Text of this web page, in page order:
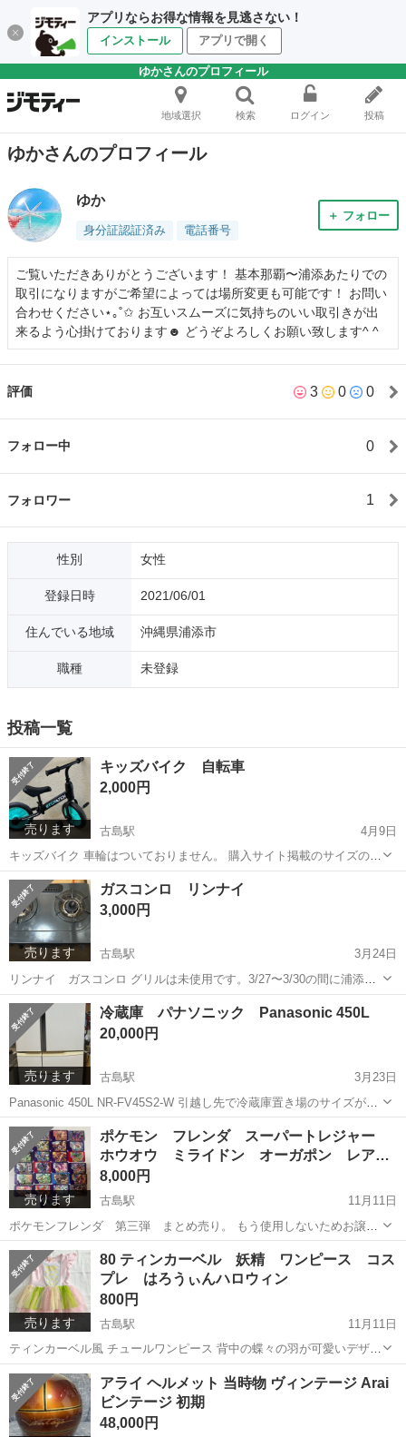
アプリならお得な情報を見逃さない！
インストール アプリで開く
ゆかさんのプロフィール
地域選択 検索 ログイン 投稿
ゆかさんのプロフィール
ゆか
身分証認証済み 電話番号
＋ フォロー
ご覧いただきありがとうございます！ 基本那覇〜浦添あたりでの
取引になりますがご希望によっては場所変更も可能です！ お問い
合わせください⋆｡˚✩ お互いスムーズに気持ちのいい取引きが出
来るよう心掛けております☻ どうぞよろしくお願い致します^ ^
評価 3 0 0
フォロー中 0
フォロワー 1
性別 女性
登録日時 2021/06/01
住んでいる地域 沖縄県浦添市
職種 未登録
投稿一覧
売ります
キッズバイク 自転車
2,000円
古島駅
4月9日
キッズバイク 車輪はついておりません。 購入サイト掲載のサイズの写
真4枚目にてご確認お願いします。 あまり使用していなかったため状
態はいいですが、劣化によるサビが多少出ています。 写真にてご確認
ください！
沖縄 浦添市 子供用自転車
売ります
ガスコンロ リンナイ
3,000円
古島駅
3月24日
リンナイ ガスコンロ グリルは未使用です。3/27〜3/30の間に浦添市
仲西まで引き取りに来ていただける方、よろしくお願いいたします。
沖縄 浦添市 古島駅 キッチン家電
売ります
冷蔵庫 パナソニック Panasonic 450L
20,000円
古島駅
3月23日
Panasonic 450L NR-FV45S2-W 引越し先で冷蔵庫置き場のサイズが合
わず買い替えたためお譲りします。 傷もほとんどなく状態はいいで
す。 写真にてご確認ください。 3月28日午後〜31日までに浦添市ま...
沖縄 浦添市 キッチン家電 Panasonic
売ります
ポケモン フレンダ スーパートレジャー
ホウオウ ミライドン オーガポン レア…
8,000円
古島駅
11月11日
ポケモンフレンダ 第三弾 まとめ売り。 もう使用しないためお譲り
します。 自宅保管になりますのでご理解いただける方、ご購入お願い
いたしますm(__)m
沖縄 浦添市 カードゲーム
売ります
80 ティンカーベル 妖精 ワンピース コス
プレ はろうぃんハロウィン
800円
古島駅
11月11日
ティンカーベル風 チュールワンピース 背中の蝶々の羽が可愛いデザイ
ンです。 去年保育園でのハロウィンで1度着用したのみで自宅保管し
ておりました。 洗濯済みのため、背中羽部分など少しシワがあります
がアイロンで伸びると思います...
沖縄 浦添市 古島駅 ベビー用品 ハロウィン
アライ ヘルメット 当時物 ヴィンテージ Arai
ビンテージ 初期
48,000円